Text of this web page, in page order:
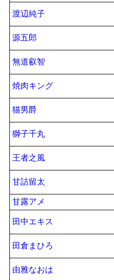
渡辺純子
源五郎
無道叡智
焼肉キング
猫男爵
獅子千丸
王者之風
甘詰留太
甘露アメ
田中エキス
田倉まひろ
由雅なおは